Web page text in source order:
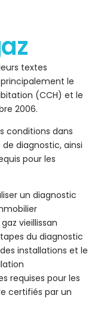
textes
le
(CCH) et le
2006.
conditions dans
diagnostic, ainsi
pour les
un diagnostic
vieillissan
du diagnostic
installations et le
requises pour les
certifiés par un